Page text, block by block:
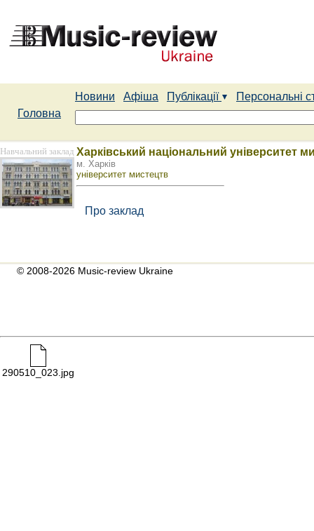
Новини Афіша Публікації
Персональні
Головна
Навчальний заклад Харківський національний університет
м. Харків
університет мистецтв
Про заклад
© 2008-2026 Music-review Ukraine
290510_023.jpg